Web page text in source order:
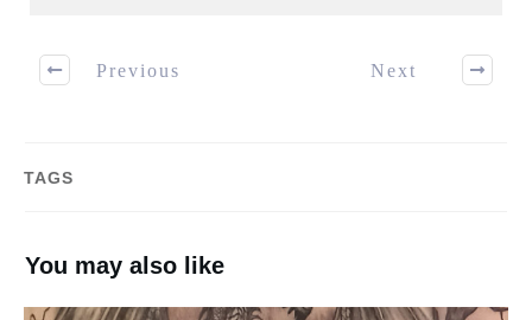
Previous Next
TAGS
You may also like